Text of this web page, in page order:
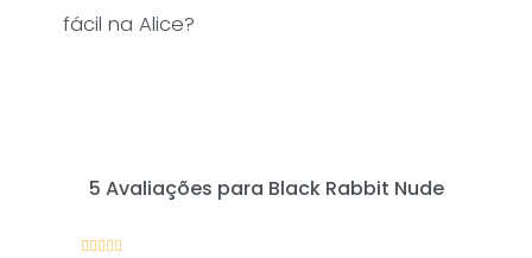
fácil na Alice?
5 Avaliações para Black Rabbit Nude